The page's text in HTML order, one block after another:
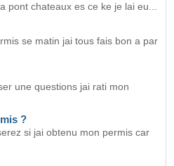
pont chateaux es ce ke je lai eu...
se matin jai tous fais bon a par
une questions jai rati mon
?
si jai obtenu mon permis car